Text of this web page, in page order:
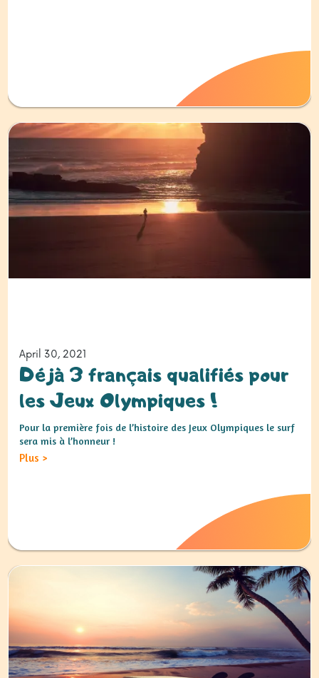
April 30, 2021
Déjà 3 français qualifiés pour
les Jeux Olympiques !
Pour la première fois de l’histoire des Jeux Olympiques le surf
sera mis à l’honneur !
Plus >